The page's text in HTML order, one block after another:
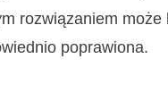
rozwiązaniem
poprawiona.